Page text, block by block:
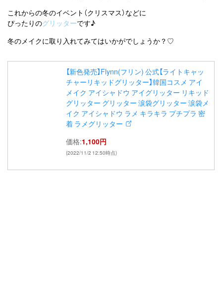
これからの冬のイベント（クリスマス）などに
ぴったりのグリッターです♪
冬のメイクに取り入れてみてはいかがでしょうか？♡
【新色発売】Flynn(フリン) 公式【ライトキャッ
チャーリキッドグリッター】韓国コスメ アイ
メイク アイシャドウ アイグリッター リキッド
グリッター グリッター 涙袋グリッター 涙袋メ
イク アイシャドウ ラメ キラキラ プチプラ 密
着 ラメグリッター
価格:1,100円
(2022/11/2 12:50時点)